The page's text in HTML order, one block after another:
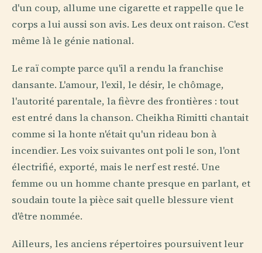
d'un coup, allume une cigarette et rappelle que le
corps a lui aussi son avis. Les deux ont raison. C'est
même là le génie national.
Le raï compte parce qu'il a rendu la franchise
dansante. L'amour, l'exil, le désir, le chômage,
l'autorité parentale, la fièvre des frontières : tout
est entré dans la chanson. Cheikha Rimitti chantait
comme si la honte n'était qu'un rideau bon à
incendier. Les voix suivantes ont poli le son, l'ont
électrifié, exporté, mais le nerf est resté. Une
femme ou un homme chante presque en parlant, et
soudain toute la pièce sait quelle blessure vient
d'être nommée.
Ailleurs, les anciens répertoires poursuivent leur